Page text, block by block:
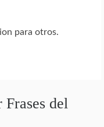
para otros.
Frases del